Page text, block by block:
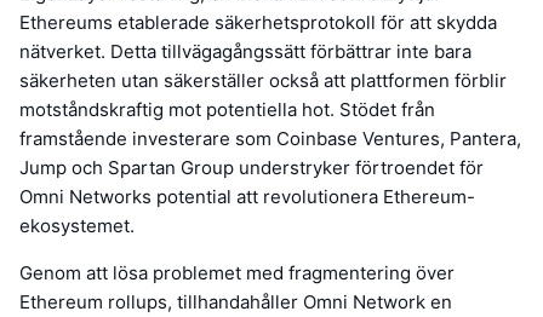
Ethereums etablerade säkerhetsprotokoll för att skydda
nätverket. Detta tillvägagångssätt förbättrar inte bara
säkerheten utan säkerställer också att plattformen förblir
motståndskraftig mot potentiella hot. Stödet från
framstående investerare som Coinbase Ventures, Pantera,
Jump och Spartan Group understryker förtroendet för
Omni Networks potential att revolutionera Ethereum-
ekosystemet.
Genom att lösa problemet med fragmentering över
Ethereum rollups, tillhandahåller Omni Network en